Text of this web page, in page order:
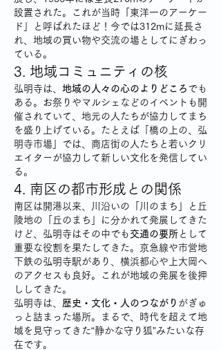
設置された。これが当時「東洋一のアーケー
ド」と呼ばれたほど！今では312mに延長さ
れ、地域の買い物や交流の場としてにぎわっ
ている。
3. 地域コミュニティの核
弘明寺は、 地域の人々の心のよりどころ でも
ある。お祭りやマルシェなどのイベントも開
催されていて、地元の人たちが協力してまち
を盛り上げている。たとえば「橋の上の、弘
明寺市場」では、商店街の人たちと若いクリ
エイターが協力して新しい文化を発信してい
る。
4. 南区の都市形成との関係
南区は開港以来、川沿いの「川のまち」と丘
陵地の「丘のまち」に分かれて発展してきた
けど、弘明寺はその中でも 交通の要所 として
重要な役割を果たしてきた。京急線や市営地
下鉄の弘明寺駅があり、横浜都心や上大岡へ
のアクセスも良好。これが地域の発展を後押
ししてきた。
弘明寺は、 歴史・文化・人のつながり がぎゅ
っと詰まった場所。まるで、時代を超えて地
域を見守ってきた“静かな守り狐”みたいな存
在です。